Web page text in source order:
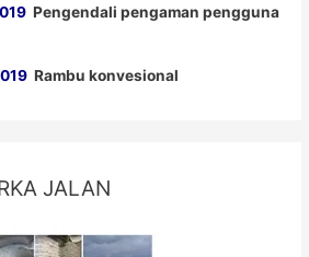
Pengendali pengaman pengguna
Rambu konvesional
JALAN